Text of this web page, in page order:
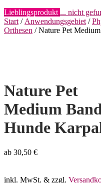
Lieblingsprodukt ... nicht
Start / Anwendungsgebiet /
Orthesen / Nature Pet
Nature Pet
Medium
Hunde
ab 30,50 €
inkl. MwSt. & zzgl.